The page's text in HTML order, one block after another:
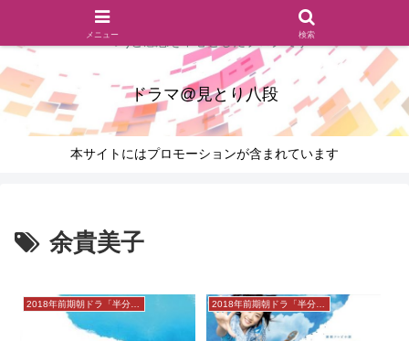
ドラマのシーンとセリフを切り取ったあらすじレビュー(復習ネタ
バレ)と感想を中心としたブログです
ドラマ@見とり八段
本サイトにはプロモーションが含まれています
余貴美子
2018年前期朝ドラ「半分、青い。」 2018年前期朝ドラ「半分、青い。」
メニュー 検索